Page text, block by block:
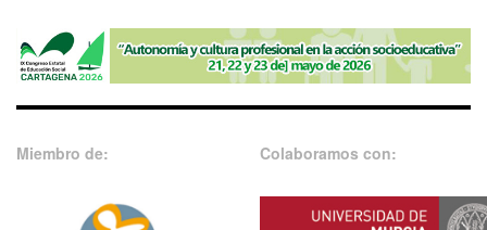
Miembro de: Colaboramos con: